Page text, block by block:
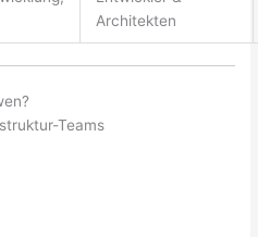
Architekten
Teams